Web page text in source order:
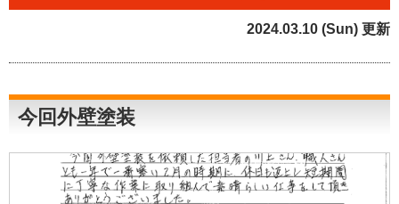
2024.03.10 (Sun) 更新
今回外壁塗装